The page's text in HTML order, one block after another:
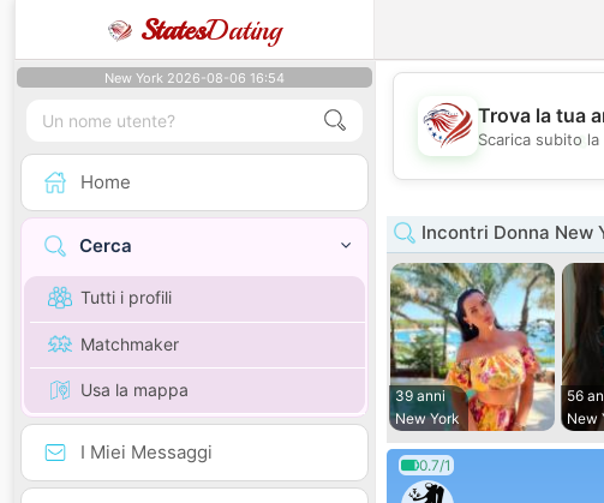
StatesDating
New York 2026-08-06 16:54
Home
Cerca
Tutti i profili
Matchmaker
Usa la mappa
I Miei Messaggi
💖
Trova la tua
Scarica subito
Incontri Donna New
39 anni
New York
56
New
0.7/1